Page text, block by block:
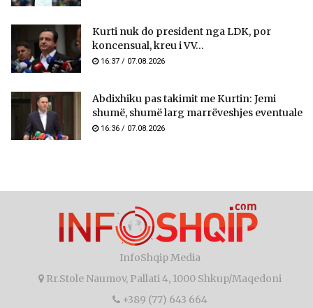
Kurti nuk do president nga LDK, por
koncensual, kreu i VV...
16:37 / 07.08.2026
Abdixhiku pas takimit me Kurtin: Jemi
shumë, shumë larg marrëveshjes eventuale
16:36 / 07.08.2026
InfoShqip Media
Rr.Stole Naumov, Pallati 4, 1000 Shkup/Maqedoni
+389 (77) 643 664